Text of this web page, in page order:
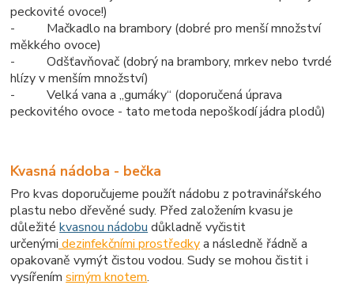
peckovité ovoce!)
- Mačkadlo na brambory (dobré pro menší množství
měkkého ovoce)
- Odšťavňovač (dobrý na brambory, mrkev nebo tvrdé
hlízy v menším množství)
- Velká vana a „gumáky“ (doporučená úprava
peckovitého ovoce - tato metoda nepoškodí jádra plodů)
Kvasná nádoba - bečka
Pro kvas doporučujeme použít nádobu z potravinářského
plastu nebo dřevěné sudy. Před založením kvasu je
důležitékvasnou nádobudůkladně vyčistit
určenýmidezinfekčními prostředkya následně řádně a
opakovaně vymýt čistou vodou. Sudy se mohou čistit i
vysířenímsirným knotem.